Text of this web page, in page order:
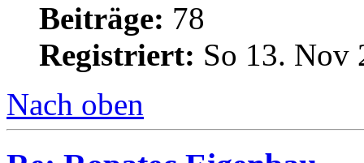
Beiträge: 78
Registriert: So 13. Nov
Nach oben